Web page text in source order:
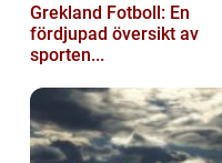
Grekland Fotboll: En
fördjupad översikt av
sporten...